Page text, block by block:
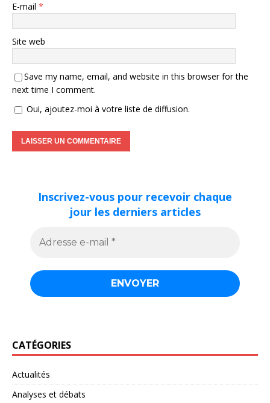
E-mail *
Site web
Save my name, email, and website in this browser for the
next time I comment.
Oui, ajoutez-moi à votre liste de diffusion.
Inscrivez-vous pour recevoir chaque
jour les derniers articles
CATÉGORIES
Actualités
Analyses et débats